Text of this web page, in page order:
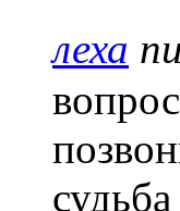
леха